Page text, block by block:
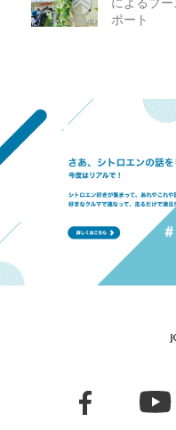
ポート